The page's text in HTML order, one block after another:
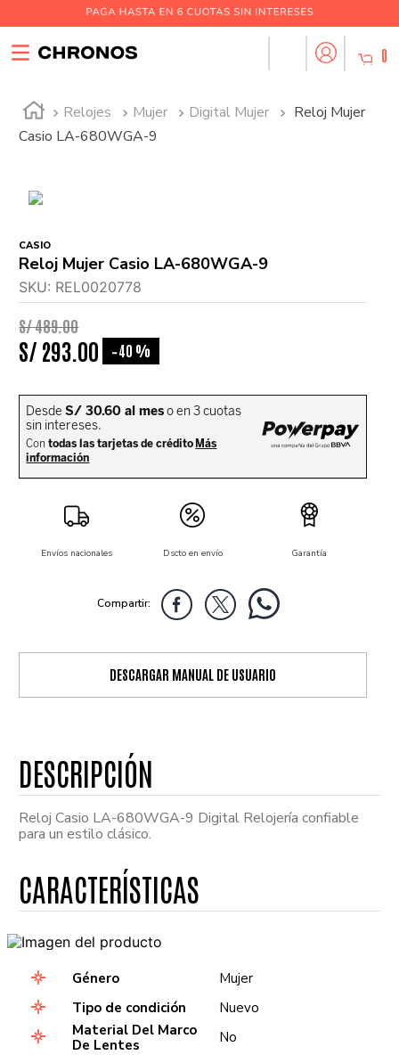
0
Relojes Mujer Digital Mujer
Reloj Mujer
Casio LA-680WGA-9
CASIO
Reloj Mujer Casio LA-680WGA-9
SKU: REL0020778
S/489.00
S/ 293 00 -40 %
Envíos nacionales Dscto en envío Garantía
DESCARGAR MANUAL DE USUARIO
Reloj Casio LA-680WGA-9 Digital Relojería confiable
para un estilo clásico.
Género
Mujer
Tipo de condición
Nuevo
Material Del Marco
De Lentes
No